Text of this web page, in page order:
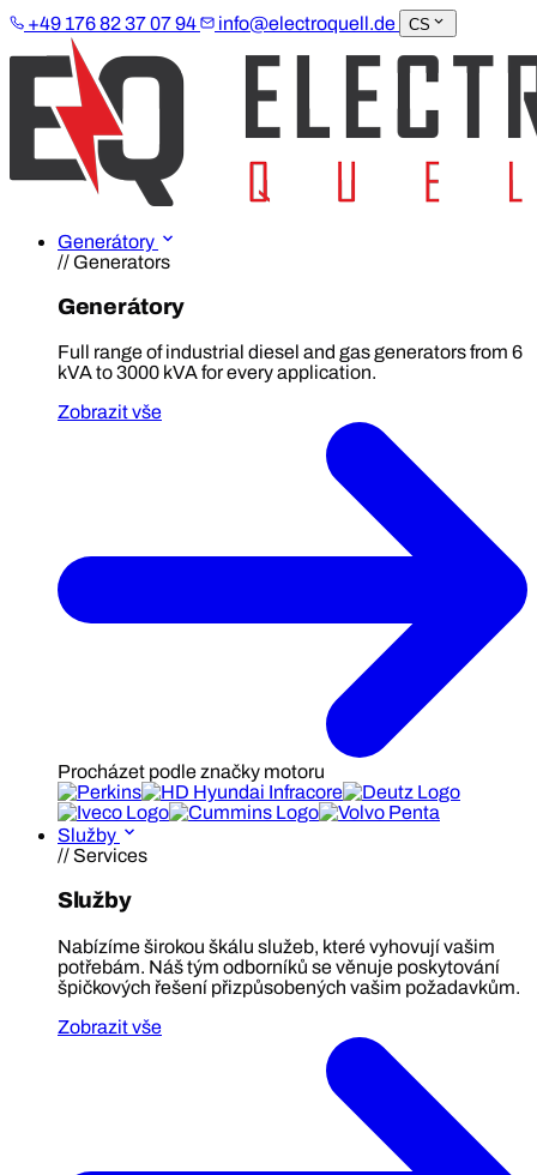
+49 176 82 37 07 94 info@electroquell.de CS
Generátory
// Generators
Generátory
Full range of industrial diesel and gas generators from 6
kVA to 3000 kVA for every application.
Zobrazit vše
Procházet podle značky motoru
Služby
// Services
Služby
Nabízíme širokou škálu služeb, které vyhovují vašim
potřebám. Náš tým odborníků se věnuje poskytování
špičkových řešení přizpůsobených vašim požadavkům.
Zobrazit vše